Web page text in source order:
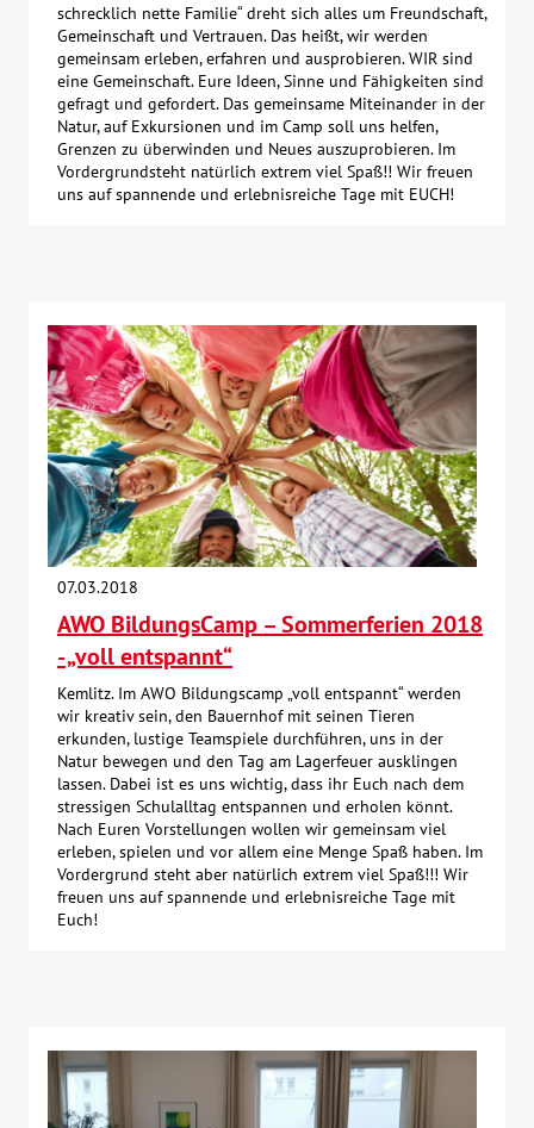
schrecklich nette Familie“ dreht sich alles um Freundschaft,
Gemeinschaft und Vertrauen. Das heißt, wir werden
gemeinsam erleben, erfahren und ausprobieren. WIR sind
eine Gemeinschaft. Eure Ideen, Sinne und Fähigkeiten sind
gefragt und gefordert. Das gemeinsame Miteinander in der
Natur, auf Exkursionen und im Camp soll uns helfen,
Grenzen zu überwinden und Neues auszuprobieren. Im
Vordergrundsteht natürlich extrem viel Spaß!! Wir freuen
uns auf spannende und erlebnisreiche Tage mit EUCH!
07.03.2018
AWO BildungsCamp – Sommerferien 2018
- „voll entspannt“
Kemlitz. Im AWO Bildungscamp „voll entspannt“ werden
wir kreativ sein, den Bauernhof mit seinen Tieren
erkunden, lustige Teamspiele durchführen, uns in der
Natur bewegen und den Tag am Lagerfeuer ausklingen
lassen. Dabei ist es uns wichtig, dass ihr Euch nach dem
stressigen Schulalltag entspannen und erholen könnt.
Nach Euren Vorstellungen wollen wir gemeinsam viel
erleben, spielen und vor allem eine Menge Spaß haben. Im
Vordergrund steht aber natürlich extrem viel Spaß!!! Wir
freuen uns auf spannende und erlebnisreiche Tage mit
Euch!